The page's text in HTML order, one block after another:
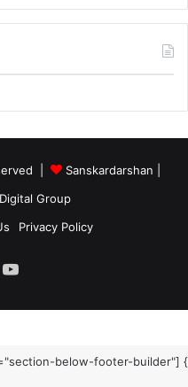
| Sanskardarshan
Group
Privacy Policy
YouTube
below-footer-builder"] {